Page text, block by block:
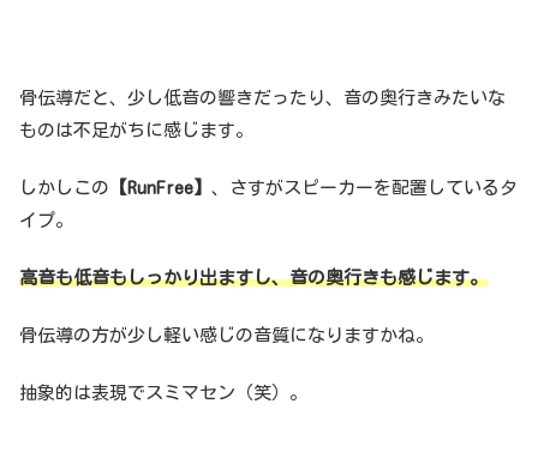
骨伝導だと、少し低音の響きだったり、音の奥行きみたいな
ものは不足がちに感じます。
しかしこの 【RunFree】 、さすがスピーカーを配置しているタ
イプ。
高音も低音もしっかり出ますし、音の奥行きも感じます。
骨伝導の方が少し軽い感じの音質になりますかね。
抽象的は表現でスミマセン（笑）。